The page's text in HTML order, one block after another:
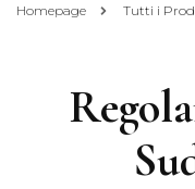
Homepage Tutti i